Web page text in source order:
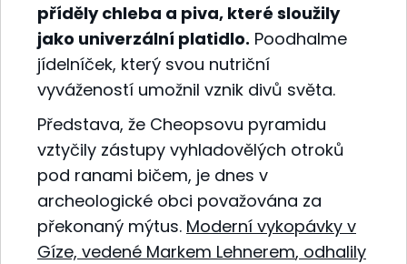
příděly chleba a piva, které sloužily
jako univerzální platidlo. Poodhalme
jídelníček, který svou nutriční
vyvážeností umožnil vznik divů světa.
Představa, že Cheopsovu pyramidu
vztyčily zástupy vyhladovělých otroků
pod ranami bičem, je dnes v
archeologické obci považována za
překonaný mýtus. Moderní vykopávky v
Gíze, vedené Markem Lehnerem, odhalily